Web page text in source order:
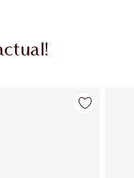
Artículo 3 de 8